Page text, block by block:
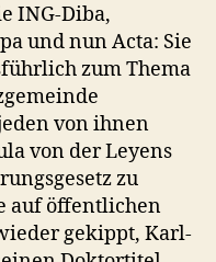
ING-Diba,
und nun Acta: Sie
zum Thema
von ihnen
von der Leyens
zu
auf öffentlichen
gekippt, Karl-